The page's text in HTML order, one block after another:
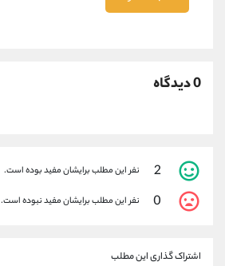
0 دیدگاه
2 نفر این مطلب برایشان مفید بوده است.
0 نفر این مطلب برایشان مفید نبوده است.
اشتراک گذاری این مطلب